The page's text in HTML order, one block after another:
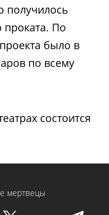
получилось
проката. По
было в
по всему
состоится
мертвецы